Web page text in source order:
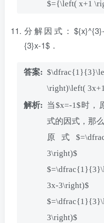
$={\left( x+1
分解因式：${x}^{3}-
{3}x-1$．
\right)\left(
当$x=-1$时，
式的因式，那么
原式
3\right)$
3x-3\right)$
3\right)$